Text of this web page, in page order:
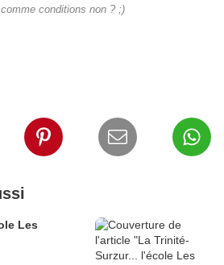
comme conditions non ? ;)
Les